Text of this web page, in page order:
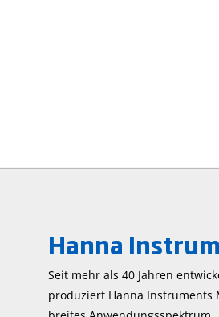
Hanna
Seit mehr als 40 Jahren
produziert Hanna Instruments